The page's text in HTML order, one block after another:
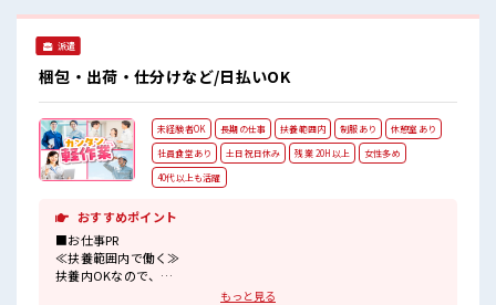
ー完備！ 私物の置きすぎには注意が必要ですね★
派遣
梱包・出荷・仕分けなど/日払いOK
未経験者OK 長期の仕事 扶養範囲内 制服あり
休憩室あり
社員食堂あり
土日祝日休み 残業 20H以上
女性多め
40代以上も活躍
おすすめポイント
■お仕事PR
≪扶養範囲内で働く≫
扶養内OKなので、
主婦&主夫さんも気軽にご応募くださいね♪
もっと見る